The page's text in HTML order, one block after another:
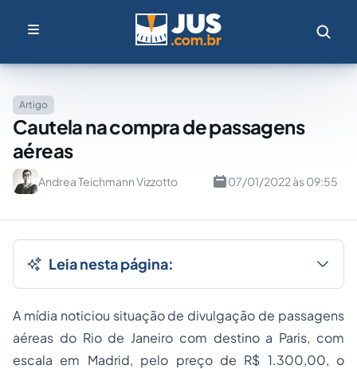
Artigo
Cautela na compra de passagens
aéreas
Andrea Teichmann Vizzotto 07/01/2022 às 09:55
Leia nesta página:
A mídia noticiou situação de divulgação de passagens
aéreas do Rio de Janeiro com destino a Paris, com
escala em Madrid, pelo preço de R$ 1.300,00, o